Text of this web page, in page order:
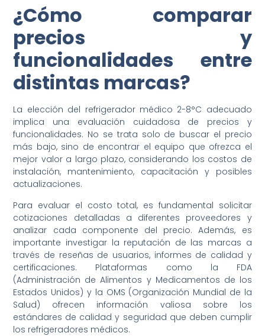
¿Cómo comparar
precios y
funcionalidades entre
distintas marcas?
La elección del refrigerador médico 2-8°C adecuado
implica una evaluación cuidadosa de precios y
funcionalidades. No se trata solo de buscar el precio
más bajo, sino de encontrar el equipo que ofrezca el
mejor valor a largo plazo, considerando los costos de
instalación, mantenimiento, capacitación y posibles
actualizaciones.
Para evaluar el costo total, es fundamental solicitar
cotizaciones detalladas a diferentes proveedores y
analizar cada componente del precio. Además, es
importante investigar la reputación de las marcas a
través de reseñas de usuarios, informes de calidad y
certificaciones. Plataformas como la FDA
(Administración de Alimentos y Medicamentos de los
Estados Unidos) y la OMS (Organización Mundial de la
Salud) ofrecen información valiosa sobre los
estándares de calidad y seguridad que deben cumplir
los refrigeradores médicos.